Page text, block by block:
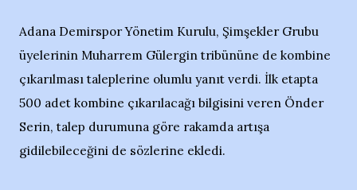
Adana Demirspor Yönetim Kurulu, Şimşekler Grubu
üyelerinin Muharrem Gülergin tribününe de kombine
çıkarılması taleplerine olumlu yanıt verdi. İlk etapta
500 adet kombine çıkarılacağı bilgisini veren Önder
Serin, talep durumuna göre rakamda artışa
gidilebileceğini de sözlerine ekledi.